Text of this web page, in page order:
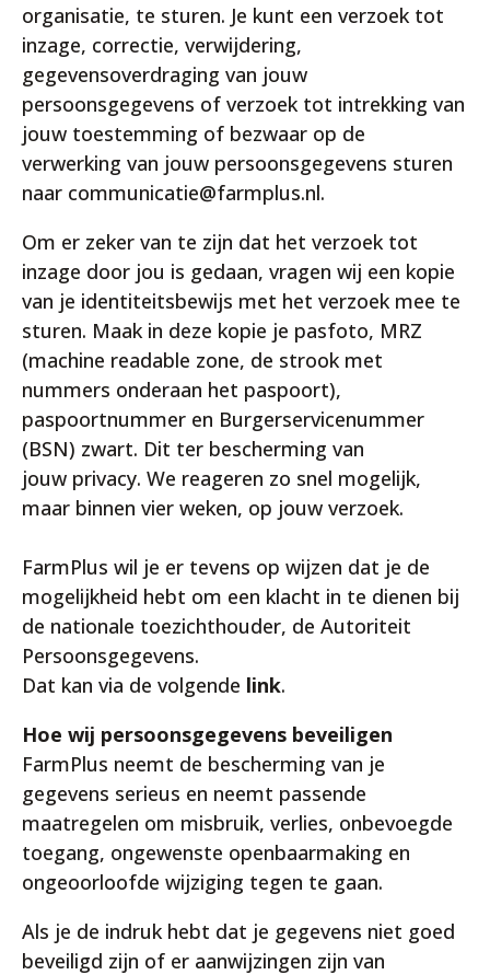
organisatie, te sturen. Je kunt een verzoek tot
inzage, correctie, verwijdering,
gegevensoverdraging van jouw
persoonsgegevens of verzoek tot intrekking van
jouw toestemming of bezwaar op de
verwerking van jouw persoonsgegevens sturen
naar communicatie@farmplus.nl.
Om er zeker van te zijn dat het verzoek tot
inzage door jou is gedaan, vragen wij een kopie
van je identiteitsbewijs met het verzoek mee te
sturen. Maak in deze kopie je pasfoto, MRZ
(machine readable zone, de strook met
nummers onderaan het paspoort),
paspoortnummer en Burgerservicenummer
(BSN) zwart. Dit ter bescherming van
jouw privacy. We reageren zo snel mogelijk,
maar binnen vier weken, op jouw verzoek.
FarmPlus wil je er tevens op wijzen dat je de
mogelijkheid hebt om een klacht in te dienen bij
de nationale toezichthouder, de Autoriteit
Persoonsgegevens.
Dat kan via de volgende link.
Hoe wij persoonsgegevens beveiligen
FarmPlus neemt de bescherming van je
gegevens serieus en neemt passende
maatregelen om misbruik, verlies, onbevoegde
toegang, ongewenste openbaarmaking en
ongeoorloofde wijziging tegen te gaan.
Als je de indruk hebt dat je gegevens niet goed
beveiligd zijn of er aanwijzingen zijn van